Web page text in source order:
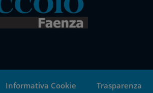
Informativa Cookie Trasparenza